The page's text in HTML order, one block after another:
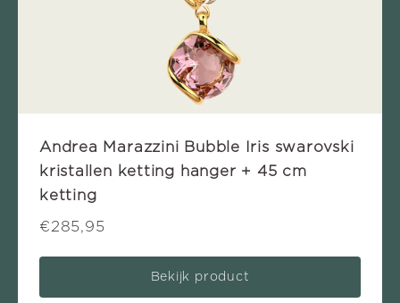
Andrea Marazzini Bubble Iris swarovski
kristallen ketting hanger + 45 cm
ketting
€285,95
Bekijk product